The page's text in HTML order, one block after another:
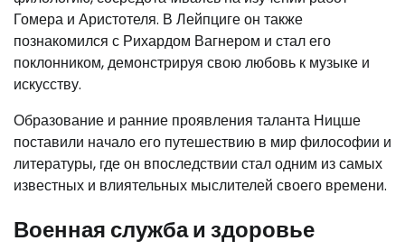
Гомера и Аристотеля. В Лейпциге он также
познакомился с Рихардом Вагнером и стал его
поклонником, демонстрируя свою любовь к музыке и
искусству.
Образование и ранние проявления таланта Ницше
поставили начало его путешествию в мир философии и
литературы, где он впоследствии стал одним из самых
известных и влиятельных мыслителей своего времени.
Военная служба и здоровье